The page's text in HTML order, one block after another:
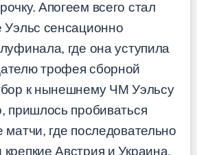
Апогеем всего стал
сенсационно
где она уступила
трофея сборной
к нынешнему ЧМ Уэльсу
пришлось пробиваться
матчи, где последовательно
Австрия и Украина.